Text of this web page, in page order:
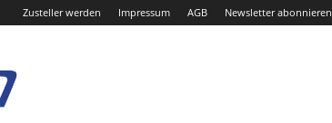
Zusteller werden Impressum AGB Newsletter abonnieren